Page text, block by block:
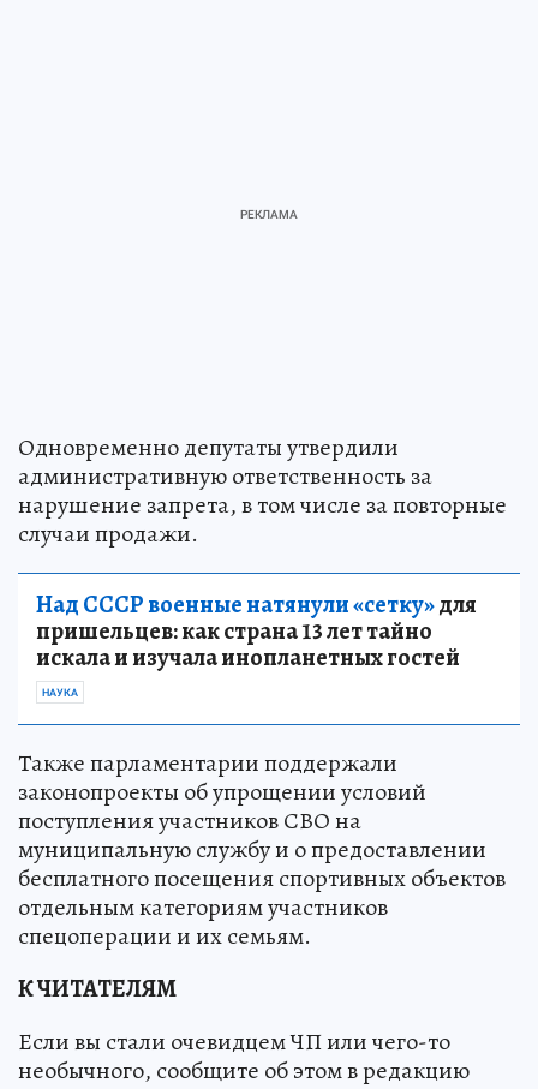
Одновременно депутаты утвердили
административную ответственность за
нарушение запрета, в том числе за повторные
случаи продажи.
Над СССР военные натянули «сетку»для
пришельцев: как страна 13 лет тайно
искала и изучала инопланетных гостей
НАУКА
Также парламентарии поддержали
законопроекты об упрощении условий
поступления участников СВО на
муниципальную службу и о предоставлении
бесплатного посещения спортивных объектов
отдельным категориям участников
спецоперации и их семьям.
К ЧИТАТЕЛЯМ
Если вы стали очевидцем ЧП или чего-то
необычного, сообщите об этом в редакцию